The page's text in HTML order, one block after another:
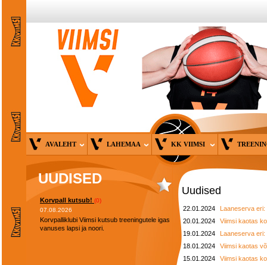
AVALEHT LAHEMAA KK VIIMSI
UUDISED
Korvpall kutsub! (0)
07.08.2026
Korvpalliklubi Viimsi kutsub treeningutele igas
vanuses lapsi ja noori.
Uudised
22.01.2024
Laaneserva eri:
20.01.2024
Viimsi kaotas
19.01.2024
Laaneserva
18.01.2024
Viimsi kaotas
15.01.2024
Viimsi kaotas